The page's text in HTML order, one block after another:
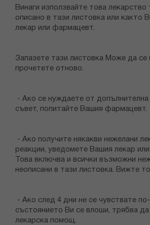
Винаги използвайте това лекарство
описано в тази листовка или както
лекар или фармацевт.
Запазете тази листовка Може да се
прочетете отново.
- Ако се нуждаете от
съвет, попитайте Вашия фармацевт.
- Ако получите някакви нежелани
реакции, уведомете Вашия лекар
Това включва и всички възможни
неописани в тази листовка. Вижте
- Ако след 4 дни не се чувствате
състоянието Ви се влоши, трябва
лекарска помощ.